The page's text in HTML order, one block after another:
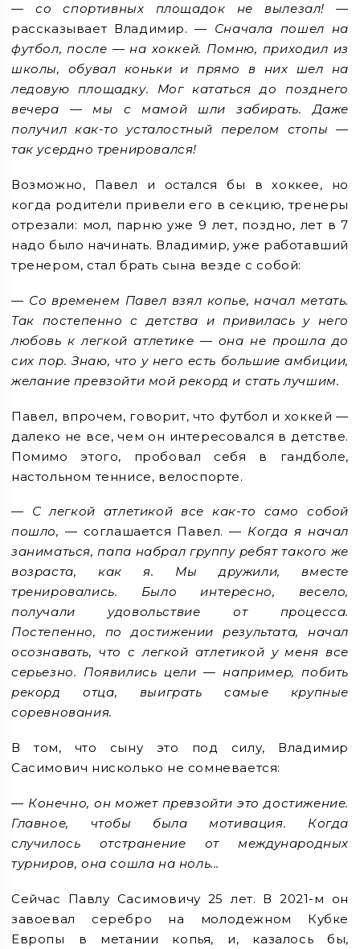
— со спортивных площадок не вылезал! —
рассказывает Владимир. — Сначала пошел на
футбол, после — на хоккей. Помню, приходил из
школы, обувал коньки и прямо в них шел на
ледовую площадку. Мог кататься до позднего
вечера — мы с мамой шли забирать. Даже
получил как-то усталостный перелом стопы —
так усердно тренировался!
Возможно, Павел и остался бы в хоккее, но
когда родители привели его в секцию, тренеры
отрезали: мол, парню уже 9 лет, поздно, лет в 7
надо было начинать. Владимир, уже работавший
тренером, стал брать сына везде с собой:
— Со временем Павел взял копье, начал метать.
Так постепенно с детства и привилась у него
любовь к легкой атлетике — она не прошла до
сих пор. Знаю, что у него есть большие амбиции,
желание превзойти мой рекорд и стать лучшим.
Павел, впрочем, говорит, что футбол и хоккей —
далеко не все, чем он интересовался в детстве.
Помимо этого, пробовал себя в гандболе,
настольном теннисе, велоспорте.
— С легкой атлетикой все как-то само собой
пошло, — соглашается Павел. — Когда я начал
заниматься, папа набрал группу ребят такого же
возраста, как я. Мы дружили, вместе
тренировались. Было интересно, весело,
получали удовольствие от процесса.
Постепенно, по достижении результата, начал
осознавать, что с легкой атлетикой у меня все
серьезно. Появились цели — например, побить
рекорд отца, выиграть самые крупные
соревнования.
В том, что сыну это под силу, Владимир
Сасимович нисколько не сомневается:
— Конечно, он может превзойти это достижение.
Главное, чтобы была мотивация. Когда
случилось отстранение от международных
турниров, она сошла на ноль...
Сейчас Павлу Сасимовичу 25 лет. В 2021-м он
завоевал серебро на молодежном Кубке
Европы в метании копья, и, казалось бы,